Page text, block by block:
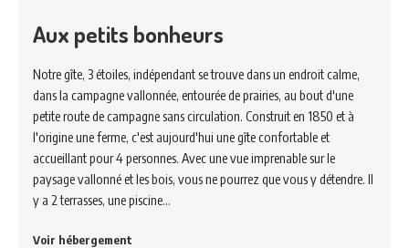
Aux petits bonheurs
Notre gîte, 3 étoiles, indépendant se trouve dans un endroit calme,
dans la campagne vallonnée, entourée de prairies, au bout d'une
petite route de campagne sans circulation. Construit en 1850 et à
l'origine une ferme, c'est aujourd'hui une gîte confortable et
accueillant pour 4 personnes. Avec une vue imprenable sur le
paysage vallonné et les bois, vous ne pourrez que vous y détendre. Il
y a 2 terrasses, une piscine…
Voir hébergement